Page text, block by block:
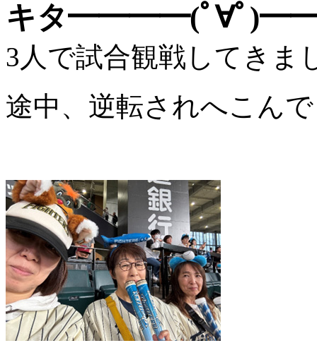
キタ━━━━(ﾟ∀ﾟ
3人で試合観戦してきま
途中、逆転されへこん